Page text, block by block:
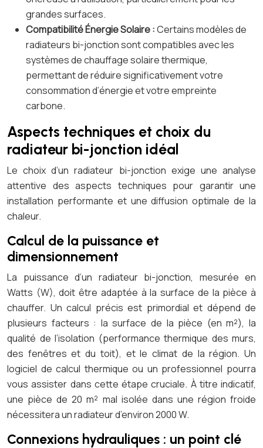
grandes surfaces.
Compatibilité Énergie Solaire :Certains modèles de
radiateurs bi-jonction sont compatibles avec les
systèmes de chauffage solaire thermique,
permettant de réduire significativement votre
consommation d’énergie et votre empreinte
carbone.
Aspects techniques et choix du
radiateur bi-jonction idéal
Le choix d’un radiateur bi-jonction exige une analyse
attentive des aspects techniques pour garantir une
installation performante et une diffusion optimale de la
chaleur.
Calcul de la puissance et
dimensionnement
La puissance d’un radiateur bi-jonction, mesurée en
Watts (W), doit être adaptée à la surface de la pièce à
chauffer. Un calcul précis est primordial et dépend de
plusieurs facteurs : la surface de la pièce (en m²), la
qualité de l’isolation (performance thermique des murs,
des fenêtres et du toit), et le climat de la région. Un
logiciel de calcul thermique ou un professionnel pourra
vous assister dans cette étape cruciale. À titre indicatif,
une pièce de 20 m² mal isolée dans une région froide
nécessitera un radiateur d’environ 2000 W.
Connexions hydrauliques : un point clé